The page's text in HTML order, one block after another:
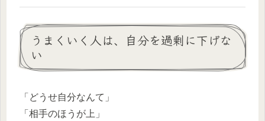
うまくいく人は、自分を過剰に下げな
い
「どうせ自分なんて」
「相手のほうが上」